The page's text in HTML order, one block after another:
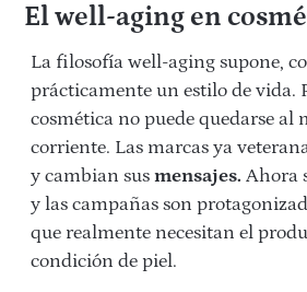
El well-aging en
La filosofía well-aging supone,
prácticamente un estilo de vida.
cosmética no puede quedarse al
corriente. Las marcas ya
y cambian sus mensajes. Ahora
y las campañas son
que realmente necesitan el
condición de piel.